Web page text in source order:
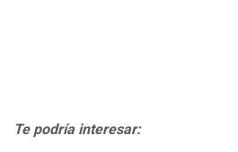
Te podría interesar: